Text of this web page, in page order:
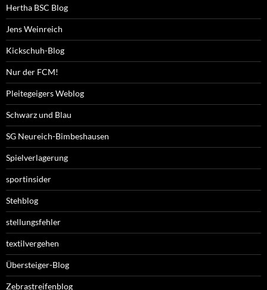
Hertha BSC Blog
Jens Weinreich
Kickschuh-Blog
Nur der FCM!
Pleitegeigers Weblog
Schwarz und Blau
SG Neureich-Bimbeshausen
Spielverlagerung
sportinsider
Stehblog
stellungsfehler
textilvergehen
Übersteiger-Blog
Zebrastreifenblog